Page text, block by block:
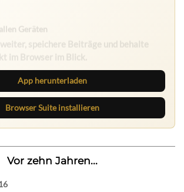
speichere Beiträge und behalte
im Browser im Blick.
App herunterladen
Browser Suite installieren
Vor zehn Jahren...